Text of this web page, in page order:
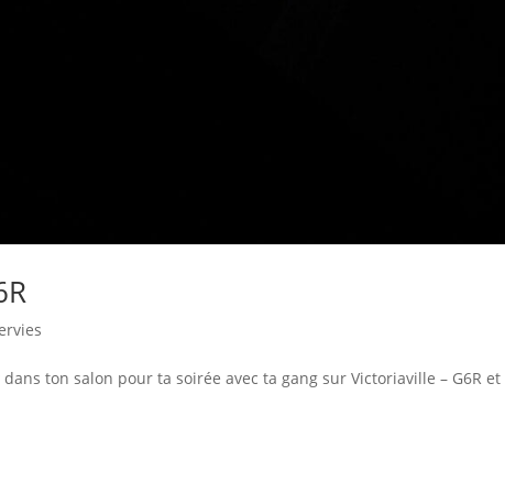
ton salon pour ta soirée avec ta gang sur Victoriaville – G6R et